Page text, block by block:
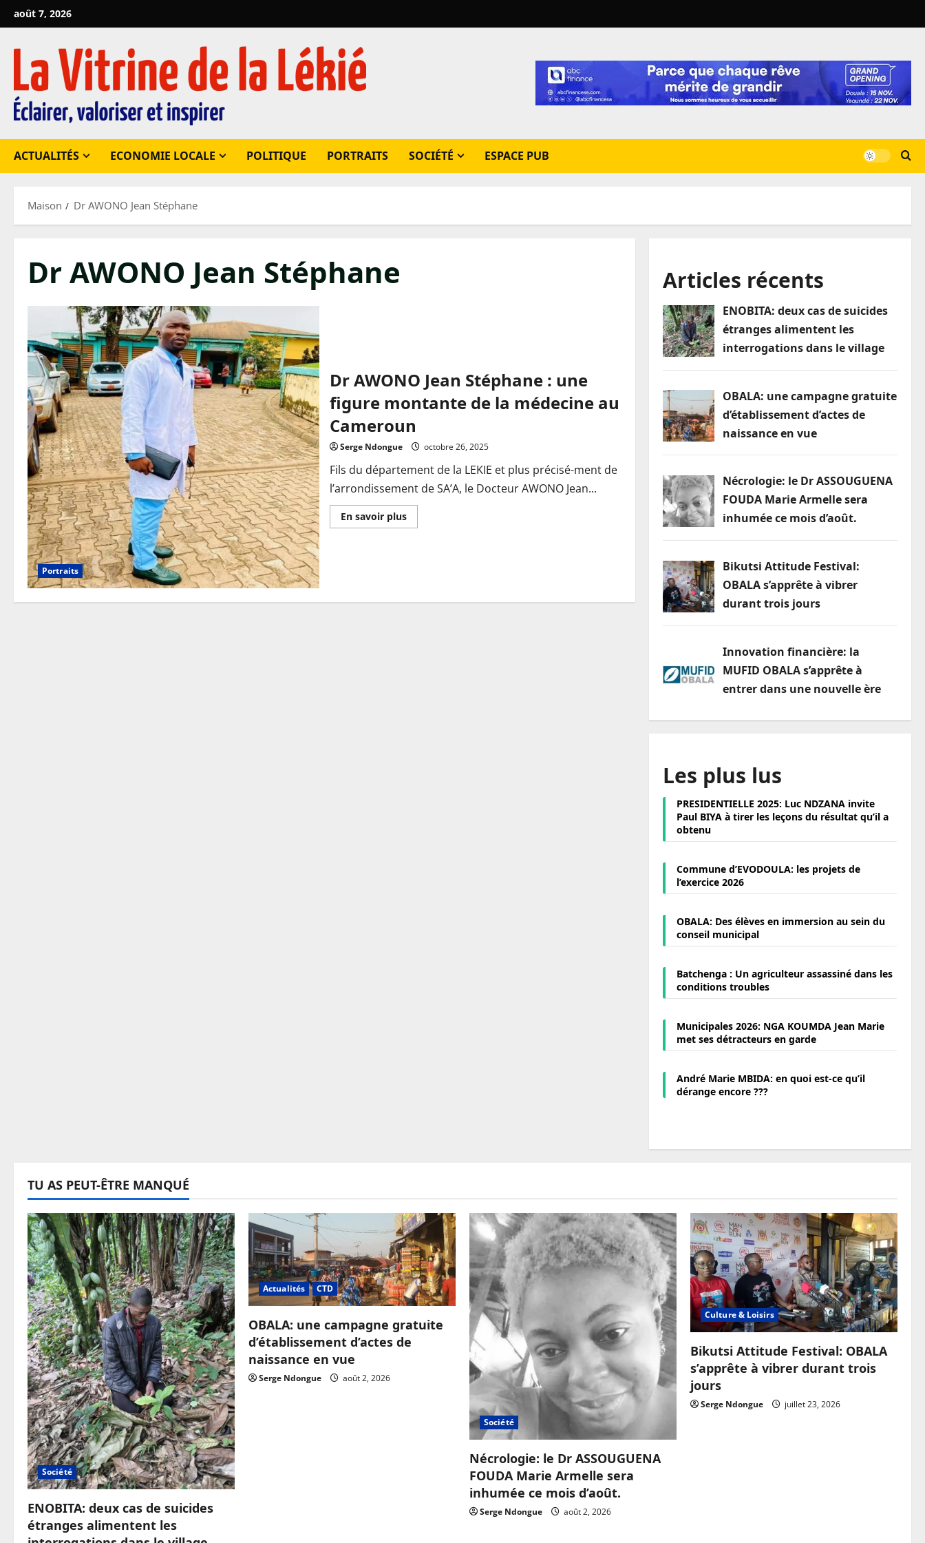
Passer
au
contenu
août 7, 2026
ACTUALITÉS ECONOMIE LOCALE POLITIQUE PORTRAITS SOCIÉTÉ ESPACE PUB
Maison Dr AWONO Jean Stéphane
Dr AWONO Jean Stéphane
Portraits
Dr AWONO Jean Stéphane : une
figure montante de la médecine au
Cameroun
Serge Ndongue octobre 26, 2025
Fils du département de la LEKIE et plus précisé-ment de
l’arrondissement de SA’A, le Docteur AWONO Jean...
En savoir plusEn
savoir
une
Articles récents
ENOBITA: deux cas de suicides
étranges alimentent les
interrogations dans le village
OBALA: une campagne gratuite
d’établissement d’actes de
naissance en vue
Nécrologie: le Dr ASSOUGUENA
FOUDA Marie Armelle sera
inhumée ce mois d’août.
Bikutsi Attitude Festival:
OBALA s’apprête à vibrer
durant trois jours
Innovation financière: la
MUFID OBALA s’apprête à
entrer dans une nouvelle ère
Les plus lus
PRESIDENTIELLE 2025: Luc NDZANA invite
Paul BIYA à tirer les leçons du résultat qu’il a
obtenu
Commune d’EVODOULA: les projets de
l’exercice 2026
OBALA: Des élèves en immersion au sein du
conseil municipal
Batchenga : Un agriculteur assassiné dans les
conditions troubles
Municipales 2026: NGA KOUMDA Jean Marie
met ses détracteurs en garde
André Marie MBIDA: en quoi est-ce qu’il
dérange encore ???
TU AS PEUT-ÊTRE MANQUÉ
Société
ENOBITA: deux cas de suicides
étranges alimentent les
Actualités CTD
OBALA: une campagne gratuite
d’établissement d’actes de
naissance en vue
Serge Ndongue août 2, 2026
Société
Nécrologie: le Dr ASSOUGUENA
FOUDA Marie Armelle sera
inhumée ce mois d’août.
Serge Ndongue août 2, 2026
Culture & Loisirs
Bikutsi Attitude Festival: OBALA
s’apprête à vibrer durant trois
jours
Serge Ndongue juillet 23, 2026